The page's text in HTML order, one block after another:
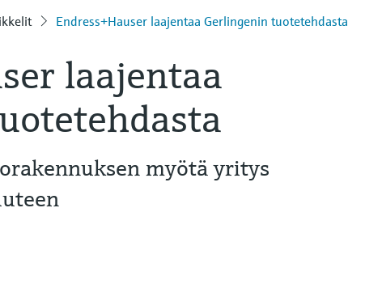
Endress+Hauser laajentaa Gerlingenin tuotetehdasta
laajentaa
myötä yritys